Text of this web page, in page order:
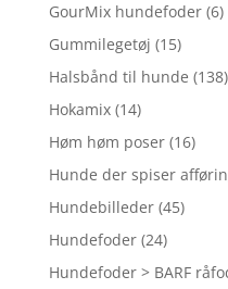
GourMix hundefoder (6)
Gummilegetøj (15)
Halsbånd til hunde (138)
Hokamix (14)
Høm høm poser (16)
Hunde der spiser
Hundebilleder (45)
Hundefoder (24)
Hundefoder > BARF